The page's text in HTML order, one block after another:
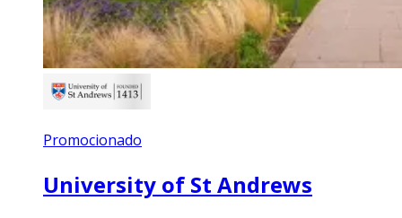
Promocionado
University of St Andrews